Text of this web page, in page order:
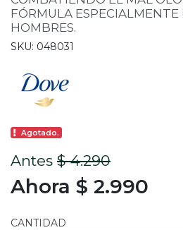
FÓRMULA
HOMBRES.
SKU: 048031
Agotado.
Antes $ 4.290
Ahora $ 2.990
CANTIDAD